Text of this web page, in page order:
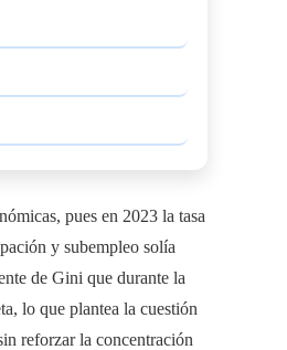
pues en 2023 la tasa
y subempleo solía
de Gini que durante la
lo que plantea la cuestión
reforzar la concentración